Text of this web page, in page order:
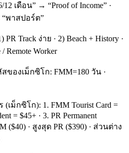
เดือน” → “Proof of Income” ·
“พาสปอร์ต”
Track ง่าย · 2) Beach + History ·
Remote Worker
ของเม็กซิโก: FMM=180 วัน ·
ม็กซิโก): 1. FMM Tourist Card =
= $45+ · 3. PR Permanent
($40) · สูงสุด PR ($390) · ส่วนต่าง